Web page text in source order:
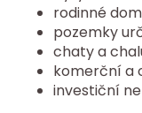
rodinné
pozemky
chaty a
komerční a
investiční